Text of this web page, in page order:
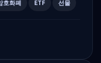
호화폐 ETF 선물